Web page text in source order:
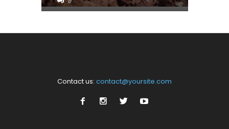
Contact us: contact@yoursite.com